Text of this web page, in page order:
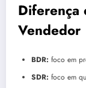
Diferença
Vendedor
BDR: foco em
SDR: foco em